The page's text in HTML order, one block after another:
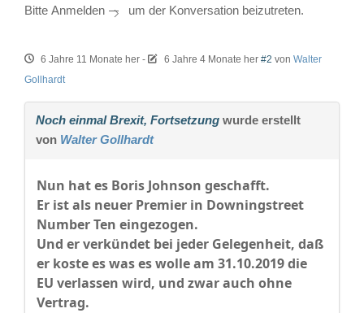
Bitte Anmelden um der Konversation beizutreten.
6 Jahre 11 Monate her - 6 Jahre 4 Monate her #2 von Walter
Gollhardt
Noch einmal Brexit, Fortsetzung wurde erstellt
von Walter Gollhardt
Nun hat es Boris Johnson geschafft.
Er ist als neuer Premier in Downingstreet
Number Ten eingezogen.
Und er verkündet bei jeder Gelegenheit, daß
er koste es was es wolle am 31.10.2019 die
EU verlassen wird, und zwar auch ohne
Vertrag.